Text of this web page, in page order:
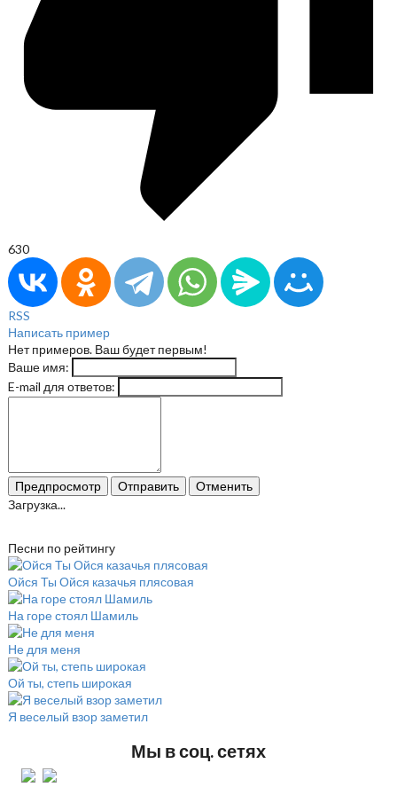
630
RSS
Написать пример
Нет примеров. Ваш будет первым!
Ваше имя:
E-mail для ответов:
Предпросмотр Отправить Отменить
Загрузка...
Песни по рейтингу
Ойся Ты Ойся казачья плясовая
На горе стоял Шамиль
Не для меня
Ой ты, степь широкая
Я веселый взор заметил
Мы в соц. сетях